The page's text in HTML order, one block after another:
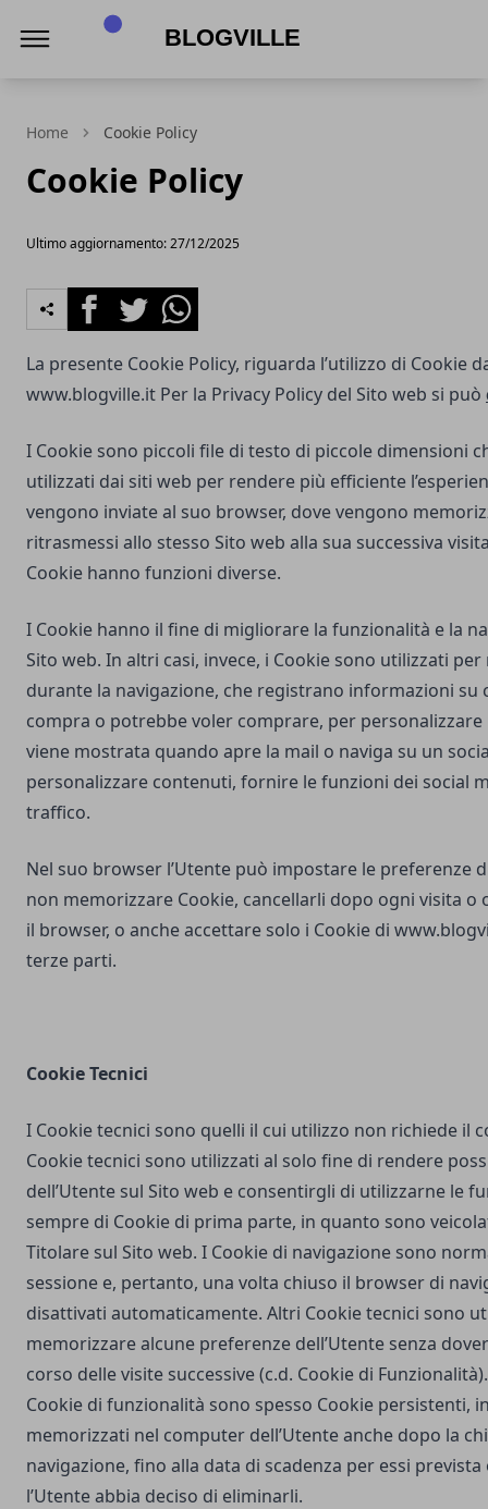
Home Cookie Policy
Cookie Policy
Ultimo aggiornamento: 27/12/2025
FacebookTwitterWhatsapp
La presente Cookie Policy, riguarda l’utilizzo di Cookie
www.blogville.it Per la Privacy Policy del Sito web si può
I Cookie sono piccoli file di testo di piccole dimensioni
utilizzati dai siti web per rendere più efficiente
vengono inviate al suo browser, dove vengono
ritrasmessi allo stesso Sito web alla sua successiva
Cookie hanno funzioni diverse.
I Cookie hanno il fine di migliorare la funzionalità e la
Sito web. In altri casi, invece, i Cookie sono utilizzati
durante la navigazione, che registrano informazioni su
compra o potrebbe voler comprare, per
viene mostrata quando apre la mail o naviga su un
personalizzare contenuti, fornire le funzioni dei social
traffico.
Nel suo browser l’Utente può impostare le preferenze
non memorizzare Cookie, cancellarli dopo ogni visita o
il browser, o anche accettare solo i Cookie di
terze parti.
Cookie Tecnici
I Cookie tecnici sono quelli il cui utilizzo non richiede il
Cookie tecnici sono utilizzati al solo fine di rendere
dell’Utente sul Sito web e consentirgli di utilizzarne le
sempre di Cookie di prima parte, in quanto sono
Titolare sul Sito web. I Cookie di navigazione sono
sessione e, pertanto, una volta chiuso il browser di
disattivati automaticamente. Altri Cookie tecnici sono
memorizzare alcune preferenze dell’Utente senza
corso delle visite successive (c.d. Cookie di
Cookie di funzionalità sono spesso Cookie persistenti,
memorizzati nel computer dell’Utente anche dopo la
navigazione, fino alla data di scadenza per essi
l’Utente abbia deciso di eliminarli.